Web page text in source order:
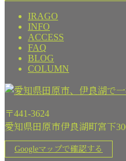
IRAGO
INFO
ACCESS
FAQ
BLOG
COLUMN
〒441-3624
愛知県田原市伊良湖町宮下
Googleマップで確認する